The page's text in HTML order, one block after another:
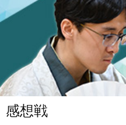
感想戦